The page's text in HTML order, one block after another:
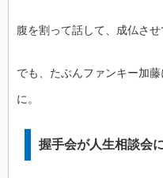
腹を割って話して、成仏させ
でも、たぶんファンキー加
に。
握手会が人生相談会